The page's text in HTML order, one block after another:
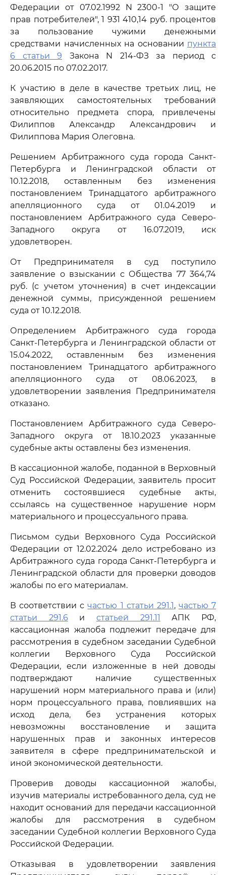
Федерации от 07.02.1992 N 2300-1 "О защите
прав потребителей", 1 931 410,14 руб. процентов
за пользование чужими денежными
средствами начисленных на основании пункта
6 статьи 9 Закона N 214-ФЗ за период с
20.06.2015 по 07.02.2017.
К участию в деле в качестве третьих лиц, не
заявляющих самостоятельных требований
относительно предмета спора, привлечены
Филиппов Александр Александрович и
Филиппова Мария Олеговна.
Решением Арбитражного суда города Санкт-
Петербурга и Ленинградской области от
10.12.2018, оставленным без изменения
постановлением Тринадцатого арбитражного
апелляционного суда от 01.04.2019 и
постановлением Арбитражного суда Северо-
Западного округа от 16.07.2019, иск
удовлетворен.
От Предпринимателя в суд поступило
заявление о взыскании с Общества 77 364,74
руб. (с учетом уточнения) в счет индексации
денежной суммы, присужденной решением
суда от 10.12.2018.
Определением Арбитражного суда города
Санкт-Петербурга и Ленинградской области от
15.04.2022, оставленным без изменения
постановлением Тринадцатого арбитражного
апелляционного суда от 08.06.2023, в
удовлетворении заявления Предпринимателя
отказано.
Постановлением Арбитражного суда Северо-
Западного округа от 18.10.2023 указанные
судебные акты оставлены без изменения.
В кассационной жалобе, поданной в Верховный
Суд Российской Федерации, заявитель просит
отменить состоявшиеся судебные акты,
ссылаясь на существенное нарушение норм
материального и процессуального права.
Письмом судьи Верховного Суда Российской
Федерации от 12.02.2024 дело истребовано из
Арбитражного суда города Санкт-Петербурга и
Ленинградской области для проверки доводов
жалобы по его материалам.
В соответствии счастью 1 статьи 291.1, частью 7
статьи 291.6истатьей 291.11 АПК РФ,
кассационная жалоба подлежит передаче для
рассмотрения в судебном заседании Судебной
коллегии Верховного Суда Российской
Федерации, если изложенные в ней доводы
подтверждают наличие существенных
нарушений норм материального права и (или)
норм процессуального права, повлиявших на
исход дела, без устранения которых
невозможны восстановление и защита
нарушенных прав и законных интересов
заявителя в сфере предпринимательской и
иной экономической деятельности.
Проверив доводы кассационной жалобы,
изучив материалы истребованного дела, суд не
находит оснований для передачи кассационной
жалобы для рассмотрения в судебном
заседании Судебной коллегии Верховного Суда
Российской Федерации.
Отказывая в удовлетворении заявления